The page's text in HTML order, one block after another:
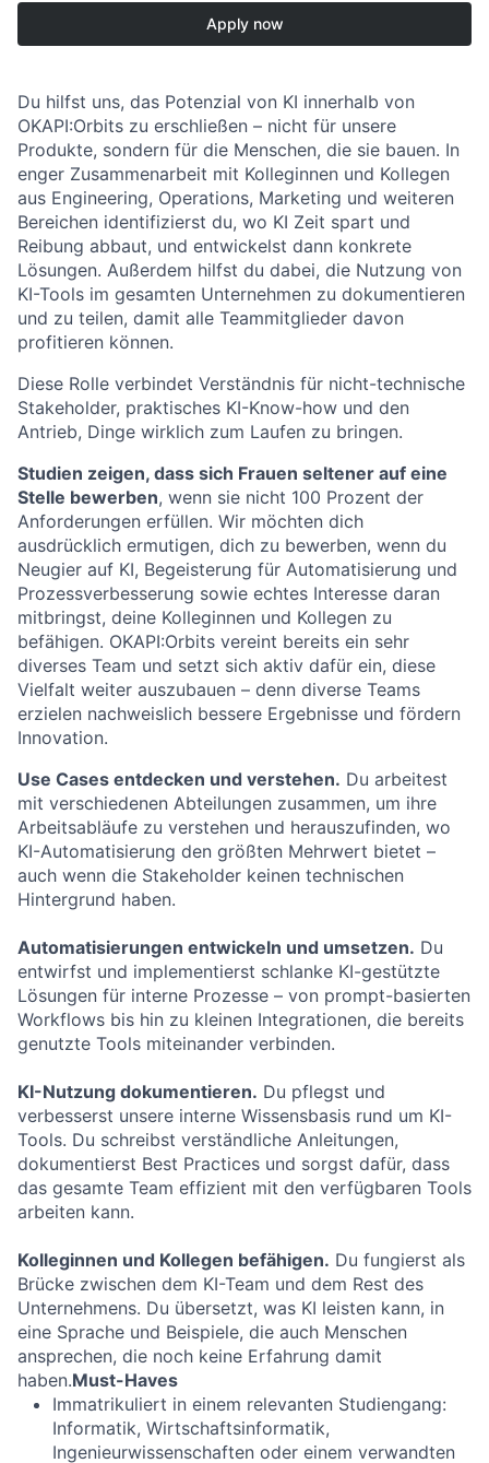
Apply now
Du hilfst uns, das Potenzial von KI innerhalb von
OKAPI:Orbits zu erschließen – nicht für unsere
Produkte, sondern für die Menschen, die sie bauen. In
enger Zusammenarbeit mit Kolleginnen und Kollegen
aus Engineering, Operations, Marketing und weiteren
Bereichen identifizierst du, wo KI Zeit spart und
Reibung abbaut, und entwickelst dann konkrete
Lösungen. Außerdem hilfst du dabei, die Nutzung von
KI-Tools im gesamten Unternehmen zu dokumentieren
und zu teilen, damit alle Teammitglieder davon
profitieren können.
Diese Rolle verbindet Verständnis für nicht-technische
Stakeholder, praktisches KI-Know-how und den
Antrieb, Dinge wirklich zum Laufen zu bringen.
Studien zeigen, dass sich Frauen seltener auf eine
Stelle bewerben, wenn sie nicht 100 Prozent der
Anforderungen erfüllen. Wir möchten dich
ausdrücklich ermutigen, dich zu bewerben, wenn du
Neugier auf KI, Begeisterung für Automatisierung und
Prozessverbesserung sowie echtes Interesse daran
mitbringst, deine Kolleginnen und Kollegen zu
befähigen. OKAPI:Orbits vereint bereits ein sehr
diverses Team und setzt sich aktiv dafür ein, diese
Vielfalt weiter auszubauen – denn diverse Teams
erzielen nachweislich bessere Ergebnisse und fördern
Innovation.
Use Cases entdecken und verstehen. Du arbeitest
mit verschiedenen Abteilungen zusammen, um ihre
Arbeitsabläufe zu verstehen und herauszufinden, wo
KI-Automatisierung den größten Mehrwert bietet –
auch wenn die Stakeholder keinen technischen
Hintergrund haben.
Automatisierungen entwickeln und umsetzen. Du
entwirfst und implementierst schlanke KI-gestützte
Lösungen für interne Prozesse – von prompt-basierten
Workflows bis hin zu kleinen Integrationen, die bereits
genutzte Tools miteinander verbinden.
KI-Nutzung dokumentieren. Du pflegst und
verbesserst unsere interne Wissensbasis rund um KI-
Tools. Du schreibst verständliche Anleitungen,
dokumentierst Best Practices und sorgst dafür, dass
das gesamte Team effizient mit den verfügbaren Tools
arbeiten kann.
Kolleginnen und Kollegen befähigen. Du fungierst als
Brücke zwischen dem KI-Team und dem Rest des
Unternehmens. Du übersetzt, was KI leisten kann, in
eine Sprache und Beispiele, die auch Menschen
ansprechen, die noch keine Erfahrung damit
haben.Must-Haves
Immatrikuliert in einem relevanten Studiengang:
Informatik, Wirtschaftsinformatik,
Ingenieurwissenschaften oder einem verwandten